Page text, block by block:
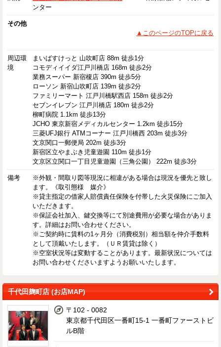
ンター
その他
▲このページのTOPに戻る
周辺環
境
まいばすけっと 山吹町店 88m 徒歩1分
コモディイイダ江戸川橋店 168m 徒歩2分
業務スーパー 新宿榎店 390m 徒歩5分
ローソン 新宿山吹町店 139m 徒歩2分
ファミリーマート 江戸川橋駅西店 158m 徒歩2分
セブンイレブン 江戸川橋店 180m 徒歩2分
柳町病院 1.1km 徒歩13分
JCHO 東京新宿メディカルセンター 1.2km 徒歩15分
三菱UFJ銀行 ATMコーナー 江戸川橋西 203m 徒歩3分
文京関口一郵便局 202m 徒歩3分
新宿区立やまぶき児童遊園 110m 徒歩1分
文京区立関口一丁目児童遊園（三角公園） 222m 徒歩3分
備考
※外観・間取り図等現況に相違がある場合は現況を優先と致し
ます。《取引態様 媒介》
※貸主指定の借家人賠償責任保険を付帯した火災保険にご加入
いただきます。
※保証会社加入、鍵交換等にて別途費用が必要な場合がありま
す。詳細はお問い合わせください。
※ご契約時に賃料の1ヶ月分（消費税別）相当額を仲介手数料
として頂戴いたします。（ＵＲ賃貸は除く）
※空室状況等は変動することがあります。最新状況については
お問い合わせくださいますようお願いいたします。
千代田麹町店 (お店MAP)
〒102 - 0082
東京都千代田区一番町15-1 一番町ファーストビ
ルB階